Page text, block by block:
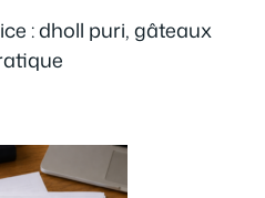
: dholl puri, gâteaux